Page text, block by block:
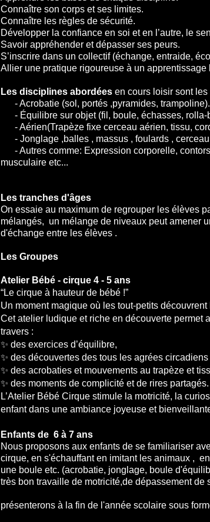
Connaître son corps et ses limites.
Connaître les règles de sécurité.
Développer la confiance en soi et en l’autre, le
Savoir appréhender et dépasser ses peurs.
S’inscrire dans un collectif (échange, entraide,
Allier une pratique rigoureuse à un apprentissage
Les disciplines abordées en cours loisir sont les
- Acrobatie (sol, portés ,pyramides, trampoline).
- Équilibre sur objet (fil, boule, échasses, rolla-
- Aérien(Trapèze fixe cerceau aérien, tissu,
- Jonglage ,balles , massus , foulards ,
- Autres comme: Expression corporelle,
musculaire etc...
Les tranches d'âges
On essaie au maximum de regrouper les élèves
mélangés, un mélange de niveaux peut amener
d'échange entre les élèves .
Les Groupes
Atelier Bébé - cirque 4 - 5 ans
“Le cirque à hauteur de bébé !”
Un moment magique où les tout-petits
Cet atelier ludique et riche en découverte permet
travers :
✨ des exercices d’équilibre,
✨ des découvertes des tous les agrées
✨ des acrobaties et mouvements au trapèze et
✨ des moments de complicité et de rires partagés.
L’Atelier Bébé Cirque stimule la motricité, la
enfant dans une ambiance joyeuse et
Enfants de 6 à 7 ans
Nous proposons aux enfants de se familiariser
cirque, en s'échauffant en imitant les animaux ,
une boule etc. (acrobatie,
très bon travaille de motricité,de dépassement
présenterons à la fin de l'année scolaire sous